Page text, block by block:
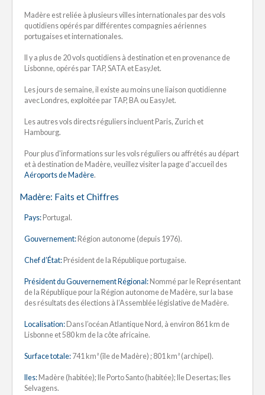
Madère est reliée à plusieurs villes internationales par des vols
quotidiens opérés par différentes compagnies aériennes
portugaises et internationales.
Il y a plus de 20 vols quotidiens à destination et en provenance de
Lisbonne, opérés par TAP, SATA et EasyJet.
Les jours de semaine, il existe au moins une liaison quotidienne
avec Londres, exploitée par TAP, BA ou EasyJet.
Les autres vols directs réguliers incluent Paris, Zurich et
Hambourg.
Pour plus d'informations sur les vols réguliers ou affrétés au départ
et à destination de Madère, veuillez visiter la page d'accueil des
Aéroports de Madère.
Madère: Faits et Chiffres
Pays:Portugal.
Gouvernement:Région autonome (depuis 1976).
Chef d’État:Président de la République portugaise.
Président du Gouvernement Régional:Nommé par le Représentant
de la République pour la Région autonome de Madère, sur la base
des résultats des élections à l’Assemblée législative de Madère.
Localisation:Dans l’océan Atlantique Nord, à environ 861 km de
Lisbonne et 580 km de la côte africaine.
Surface totale: 741 km² (île de Madère) ; 801 km² (archipel).
Iles:Madère (habitée); Ile Porto Santo (habitée); Ile Desertas; Iles
Selvagens.